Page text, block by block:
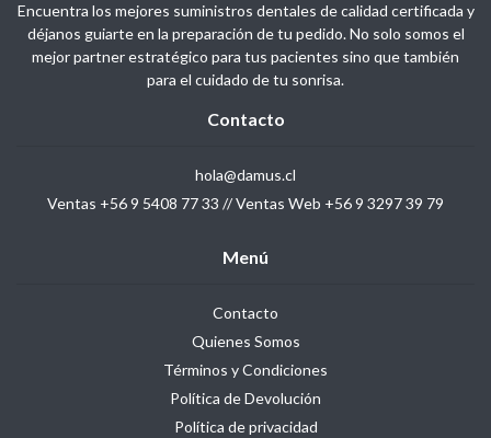
Encuentra los mejores suministros dentales de calidad certificada y
déjanos guiarte en la preparación de tu pedido. No solo somos el
mejor partner estratégico para tus pacientes sino que también
para el cuidado de tu sonrisa.
Contacto
hola@damus.cl
Ventas +56 9 5408 77 33 // Ventas Web +56 9 3297 39 79
Menú
Contacto
Quienes Somos
Términos y Condiciones
Política de Devolución
Política de privacidad